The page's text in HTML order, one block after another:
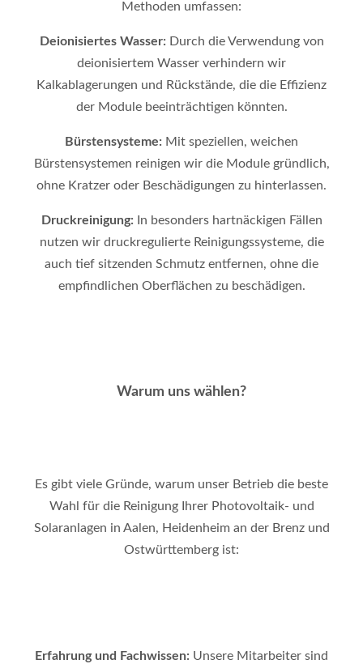
Methoden umfassen:
Deionisiertes Wasser: Durch die Verwendung von
deionisiertem Wasser verhindern wir
Kalkablagerungen und Rückstände, die die Effizienz
der Module beeinträchtigen könnten.
Bürstensysteme: Mit speziellen, weichen
Bürstensystemen reinigen wir die Module gründlich,
ohne Kratzer oder Beschädigungen zu hinterlassen.
Druckreinigung:
In besonders hartnäckigen Fällen
nutzen wir druckregulierte Reinigungssysteme, die
auch tief sitzenden Schmutz entfernen, ohne die
empfindlichen Oberflächen zu beschädigen.
Warum uns wählen?
Es gibt viele Gründe, warum unser Betrieb die beste
Wahl für die Reinigung Ihrer Photovoltaik- und
Solaranlagen in Aalen, Heidenheim an der Brenz und
Ostwürttemberg ist:
Erfahrung und Fachwissen: Unsere Mitarbeiter sind